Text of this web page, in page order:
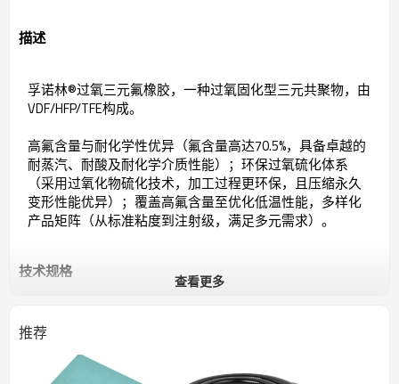
描述
孚诺林®过氧三元氟橡胶，一种过氧固化型三元共聚物，由
VDF/HFP/TFE构成。
高氟含量与耐化学性优异（氟含量高达70.5%，具备卓越的
耐蒸汽、耐酸及耐化学介质性能）；环保过氧硫化体系
（采用过氧化物硫化技术，加工过程更环保，且压缩永久
变形性能优异）；覆盖高氟含量至优化低温性能，多样化
产品矩阵（从标准粘度到注射级，满足多元需求）。
技术规格
特征
在保持优异耐化学性的同时，通过先进聚合
查看更多
推荐